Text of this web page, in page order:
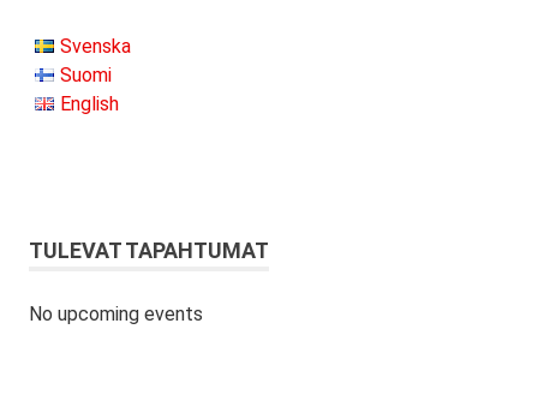
Svenska
Suomi
English
TULEVAT TAPAHTUMAT
No upcoming events